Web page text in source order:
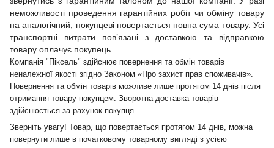
неможливості проведення гарантійних робіт чи обміну товару
на аналогічний, покупцеві повертається повна сума товару. Усі
транспортні витрати пов’язані з доставкою та відправкою
товару оплачує покупець.
Компанія "Піксель" здійснює повернення та обмін товарів
неналежної якості згідно Законом «Про захист прав споживачів».
Повернення та обмін товарів можливе лише протягом 14 днів після
отримання товару покупцем. Зворотна доставка товарів
здійснюється за рахунок покупця.
Зверніть увагу! Товар, що повертається протягом 14 днів, можна
повернути лише в початковому товарному вигляді з усією